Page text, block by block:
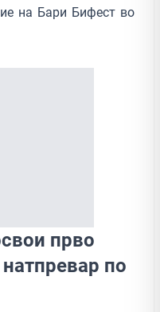
на Бари Бифест во
прво
по